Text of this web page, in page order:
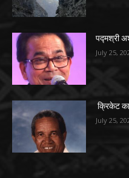
पद्मश्री
July 25,
क्रिकेट का
July 25,